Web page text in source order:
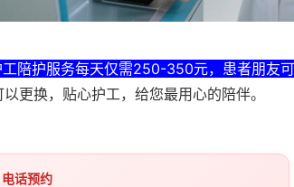
陪护服务每天仅需250-350元，患者朋友
更换，贴心护工，给您最用心的陪伴。
电话预约